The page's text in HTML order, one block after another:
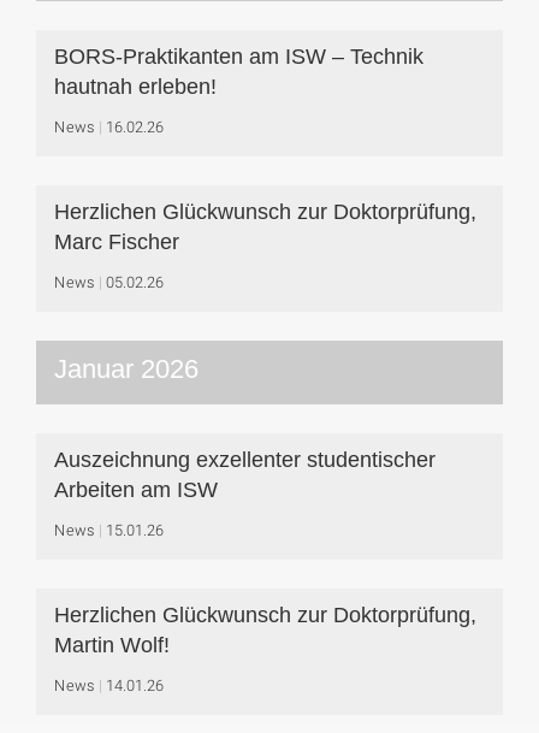
BORS-Praktikanten am ISW – Technik
hautnah erleben!
News 16.02.26
Herzlichen Glückwunsch zur Doktorprüfung,
Marc Fischer
News 05.02.26
Januar 2026
Auszeichnung exzellenter studentischer
Arbeiten am ISW
News 15.01.26
Herzlichen Glückwunsch zur Doktorprüfung,
Martin Wolf!
News 14.01.26